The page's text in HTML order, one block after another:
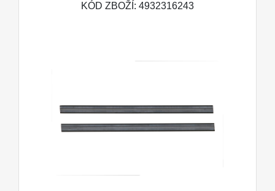
KÓD ZBOŽÍ: 4932316243